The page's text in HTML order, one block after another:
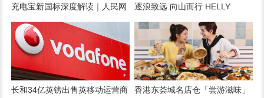
充电宝新国标深度解读｜人民网
对话三方：从安全升级到产业变
革
逐浪致远 向山而行 HELLY
HANSEN ALIVE CAMP活动登陆
深圳
长和34亿英镑出售英移动运营商
香港东荟城名店仓「尝游滋味」